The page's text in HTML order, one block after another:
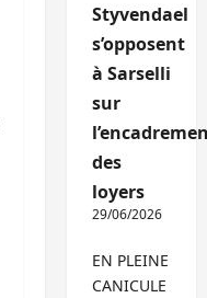
Styvendael
s’opposent
à Sarselli
sur
des
loyers
29/06/2026
EN PLEINE
CANICULE